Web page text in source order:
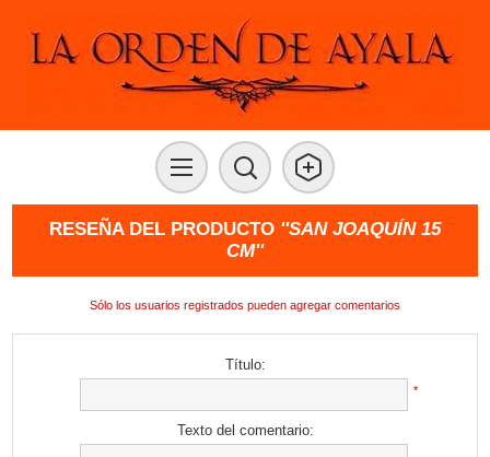
RESEÑA DEL PRODUCTO
SAN JOAQUÍN 15
CM
Sólo los usuarios registrados pueden agregar comentarios
Título:
*
Texto del comentario: